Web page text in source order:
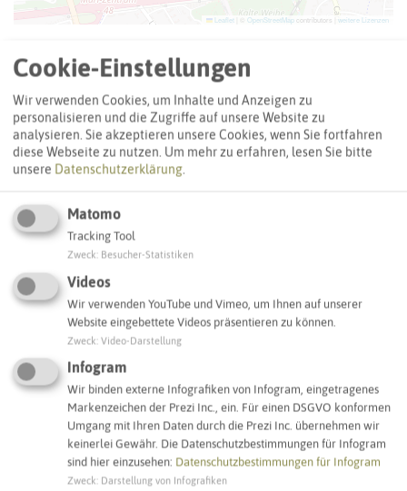
Leaflet OpenStreetMapcontributors | weitere Lizenzen
Adresse:
Carl-Duisberg-Straße 165
45768 Marl
Interaktive Karte
SCHLAGWORTE
So ordnen wir dieses Objekt ein
Notfall-Infopunkt Marl
IN DER UMGEBUNG
Was Sie sonst noch entdecken können
Cookie-Einstellungen
Wir verwenden Cookies, um Inhalte und Anzeigen zu
personalisieren und die Zugriffe auf unsere Website zu
analysieren. Sie akzeptieren unsere Cookies, wenn Sie fortfahren
diese Webseite zu nutzen. Um mehr zu erfahren, lesen Sie bitte
unsere Datenschutzerklärung.
Matomo
Tracking Tool
Zweck Besucher-Statistiken
Videos
Wir verwenden YouTube und Vimeo, um Ihnen auf unserer
Website eingebettete Videos präsentieren zu können.
Zweck Video-Darstellung
Infogram
Wir binden externe Infografiken von Infogram, eingetragenes
Markenzeichen der Prezi Inc., ein. Für einen DSGVO konformen
Umgang mit Ihren Daten durch die Prezi Inc. übernehmen wir
keinerlei Gewähr. Die Datenschutzbestimmungen für Infogram
sind hier einzusehen: Datenschutzbestimmungen für Infogram
Zweck Darstellung von Infografiken